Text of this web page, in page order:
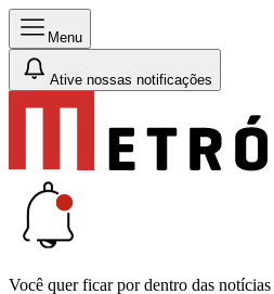
Menu
Ative nossas notificações
Você quer ficar por dentro das